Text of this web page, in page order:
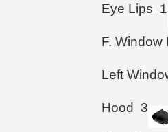
Eye Lips 1
F. Window
Left
Hood 3